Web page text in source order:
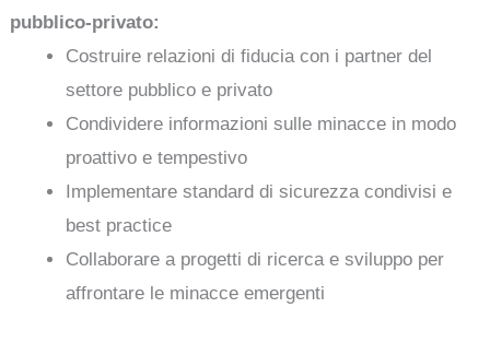
pubblico-privato:
Costruire relazioni di fiducia con i partner del
settore pubblico e privato
Condividere informazioni sulle minacce in modo
proattivo e tempestivo
Implementare standard di sicurezza condivisi e
best practice
Collaborare a progetti di ricerca e sviluppo per
affrontare le minacce emergenti